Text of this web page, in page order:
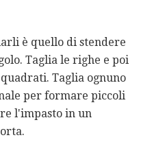
è quello di stendere
Taglia le righe e poi
Taglia ognuno
per formare piccoli
l'impasto in un